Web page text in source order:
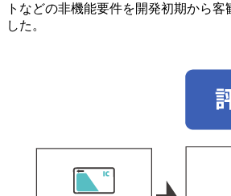
トなどの非機能要件を開発初期から客
した。